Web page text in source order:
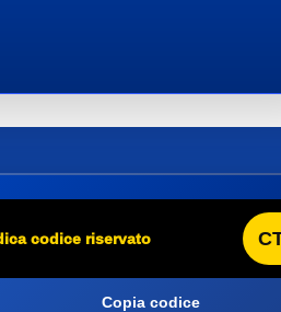
codice riservato
Copia codice